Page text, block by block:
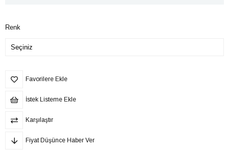
Renk
Favorilere Ekle
İstek Listeme Ekle
Karşılaştır
Fiyat Düşünce Haber Ver